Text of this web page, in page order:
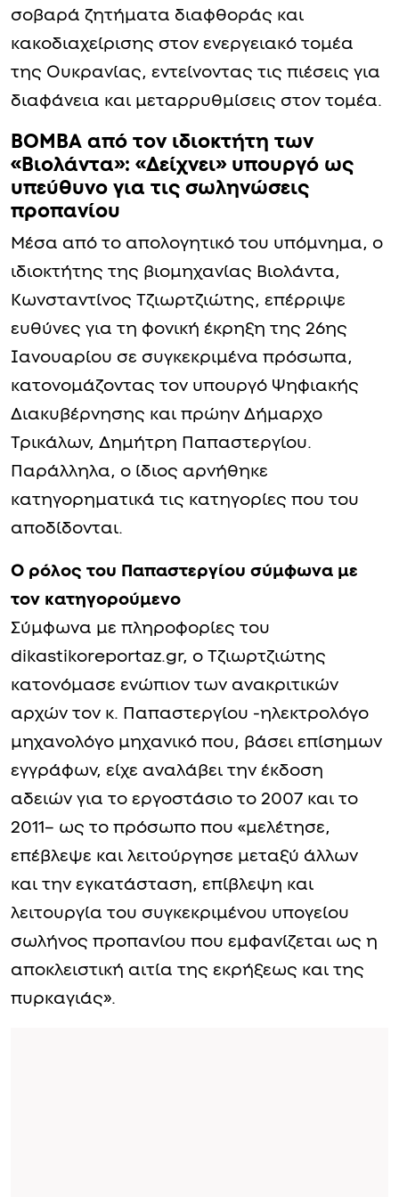
σοβαρά ζητήματα διαφθοράς και
κακοδιαχείρισης στον ενεργειακό τομέα
της Ουκρανίας, εντείνοντας τις πιέσεις για
διαφάνεια και μεταρρυθμίσεις στον τομέα.
ΒΟΜΒΑ από τον ιδιοκτήτη των
«Βιολάντα»: «Δείχνει» υπουργό ως
υπεύθυνο για τις σωληνώσεις
προπανίου
Μέσα από το απολογητικό του υπόμνημα, ο
ιδιοκτήτης της βιομηχανίας Βιολάντα,
Κωνσταντίνος Τζιωρτζιώτης, επέρριψε
ευθύνες για τη φονική έκρηξη της 26ης
Ιανουαρίου σε συγκεκριμένα πρόσωπα,
κατονομάζοντας τον υπουργό Ψηφιακής
Διακυβέρνησης και πρώην Δήμαρχο
Τρικάλων, Δημήτρη Παπαστεργίου.
Παράλληλα, ο ίδιος αρνήθηκε
κατηγορηματικά τις κατηγορίες που του
αποδίδονται.
Ο ρόλος του Παπαστεργίου σύμφωνα με
τον κατηγορούμενο
Σύμφωνα με πληροφορίες του
dikastikoreportaz.gr, ο Τζιωρτζιώτης
κατονόμασε ενώπιον των ανακριτικών
αρχών τον κ. Παπαστεργίου -ηλεκτρολόγο
μηχανολόγο μηχανικό που, βάσει επίσημων
εγγράφων, είχε αναλάβει την έκδοση
αδειών για το εργοστάσιο το 2007 και το
2011– ως το πρόσωπο που «μελέτησε,
επέβλεψε και λειτούργησε μεταξύ άλλων
και την εγκατάσταση, επίβλεψη και
λειτουργία του συγκεκριμένου υπογείου
σωλήνος προπανίου που εμφανίζεται ως η
αποκλειστική αιτία της εκρήξεως και της
πυρκαγιάς».